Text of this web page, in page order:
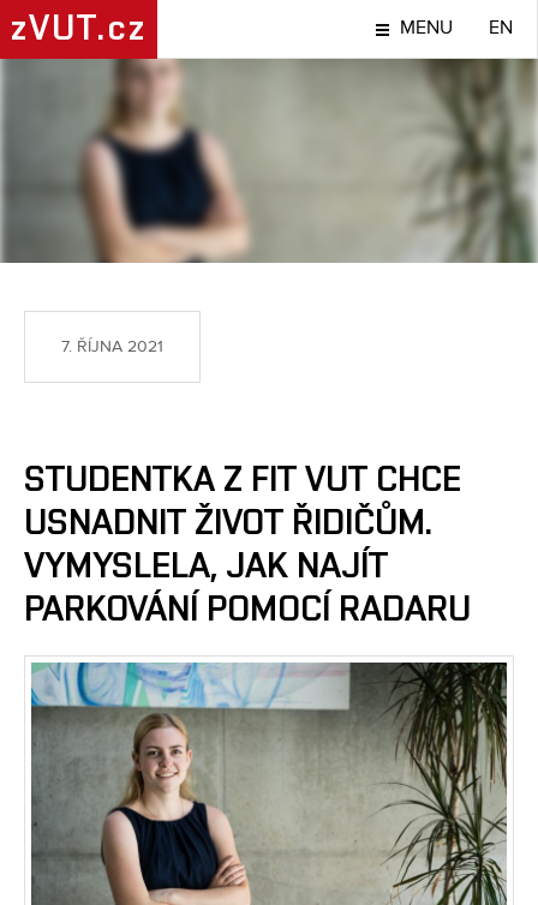
zVUT.cz MENU EN
NÁPADY A OBJEVY
7. ŘÍJNA 2021
STUDENTKA Z FIT VUT CHCE
USNADNIT ŽIVOT ŘIDIČŮM.
VYMYSLELA, JAK NAJÍT
PARKOVÁNÍ POMOCÍ RADARU